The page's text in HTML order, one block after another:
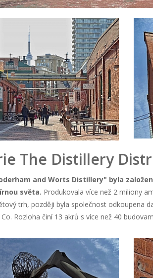
The Distillery
and Worts Distillery" byla
světa. Produkovala více než 2 miliony
trh, později byla společnost odkoupena
Rozloha činí 13 akrů s více než 40